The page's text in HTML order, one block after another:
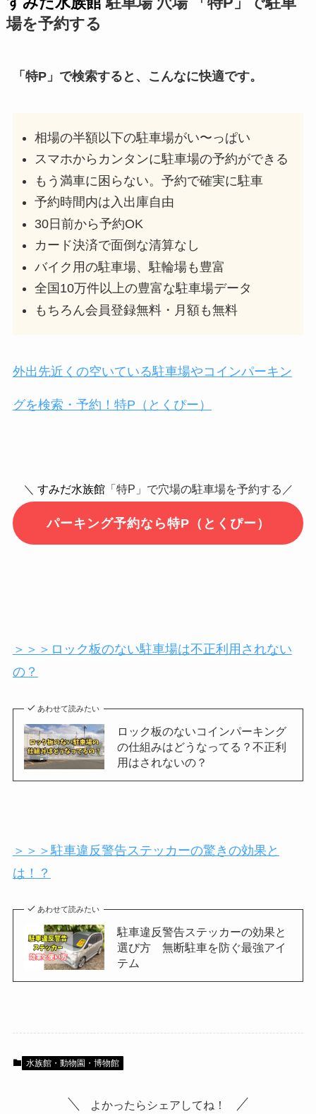
場を予約する
「特P」で検索すると、こんなに快適です。
相場の半額以下の駐車場がい〜っぱい
スマホからカンタンに駐車場の予約ができる
もう満車に困らない。予約で確実に駐車
予約時間内は入出庫自由
30日前から予約OK
カード決済で面倒な清算なし
バイク用の駐車場、駐輪場も豊富
全国10万件以上の豊富な駐車場データ
もちろん会員登録無料・月額も無料
外出先近くの空いている駐車場やコインパーキン
グを検索・予約！特P（とくぴー）
＼ すみだ水族館「特P」で穴場の駐車場を予約する／
パーキング予約なら特P（とくぴー）
＞＞＞ロック板のない駐車場は不正利用されない
の？
あわせて読みたい
ロック板のないコインパーキング
の仕組みはどうなってる？不正利
用はされないの？
＞＞＞駐車違反警告ステッカーの驚きの効果と
は！？
あわせて読みたい
駐車違反警告ステッカーの効果と
選び方 無断駐車を防ぐ最強アイ
テム
水族館・動物園・博物館
よかったらシェアしてね！